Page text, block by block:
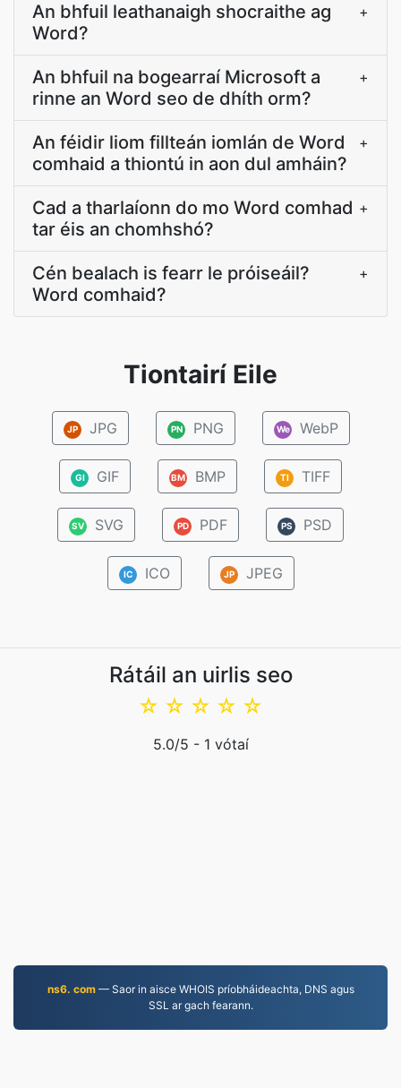
An bhfuil leathanaigh shocraithe ag
Word?
+
An bhfuil na bogearraí Microsoft a
rinne an Word seo de dhíth orm?
+
An féidir liom fillteán iomlán de Word
comhaid a thiontú in aon dul amháin?
+
Cad a tharlaíonn do mo Word comhad
tar éis an chomhshó?
+
Cén bealach is fearr le próiseáil?
Word comhaid?
+
Tiontairí Eile
JP JPG PN PNG We WebP
GI GIF BM BMP TI TIFF
SV SVG PD PDF PS PSD
IC ICO JP JPEG
Rátáil an uirlis seo
☆
☆
☆
☆
☆
5.0/5 - 1 vótaí
ns6. com— Saor in aisce WHOIS príobháideachta, DNS agus
SSL ar gach fearann.